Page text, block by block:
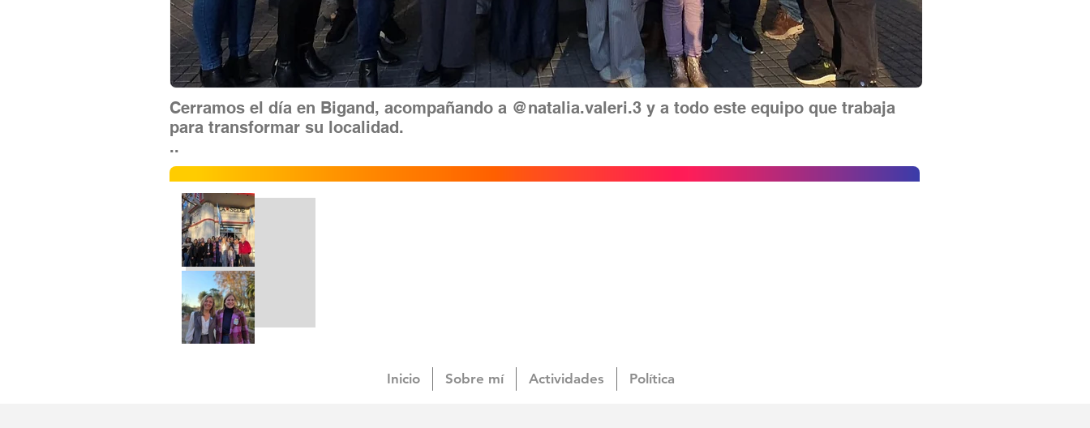
Cerramos el día en Bigand, acompañando a @natalia.valeri.3 y a todo este equipo que trabaja
para transformar su localidad.
..
Inicio Sobre mí Actividades Política